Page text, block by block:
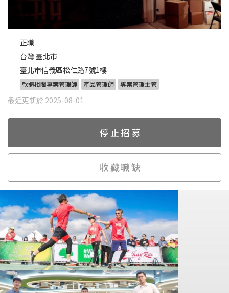
正職
台灣 臺北市
臺北市信義區松仁路7號1樓
軟體相關專案管理師 產品管理師 專案管理主管
最近更新於 2025-08-01
停止招募
收藏職缺